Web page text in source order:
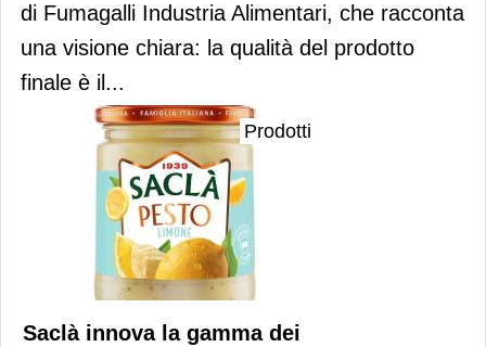
di Fumagalli Industria Alimentari, che racconta
una visione chiara: la qualità del prodotto
finale è il...
Prodotti
Saclà innova la gamma dei